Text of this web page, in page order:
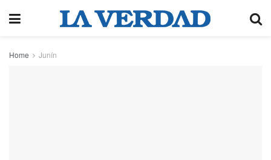
Home Junín